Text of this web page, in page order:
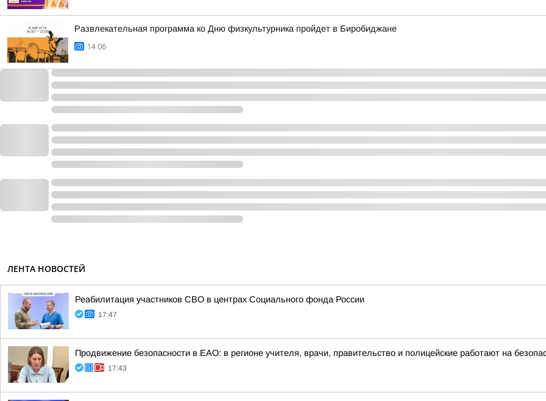
Развлекательная программа ко Дню физкультурника пройдет в Биробиджане
14:06
ЛЕНТА НОВОСТЕЙ
Реабилитация участников СВО в центрах Социального фонда России
17:47
Продвижение безопасности в ЕАО: в регионе учителя, врачи, правительство и полицейские работают на
17:43